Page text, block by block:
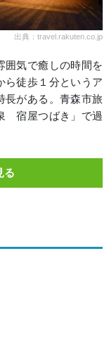
出典：travel.rakuten.co.jp
囲気で癒しの時間を
ら徒歩１分というア
長がある。青森市旅
宿屋つばき」で過
る